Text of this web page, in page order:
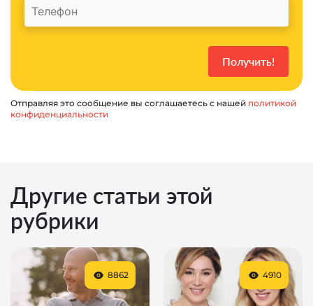
Отправляя это сообщение вы соглашаетесь с нашей политикой
конфиденциальности
Другие статьи этой
рубрики
8862 4910